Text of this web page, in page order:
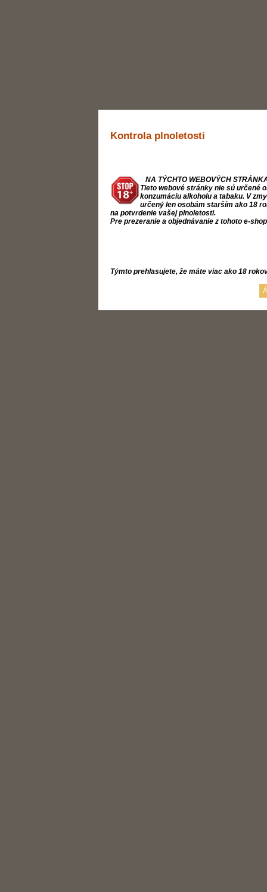
Kontrola plnoletosti
NA TÝCHTO WEBOVÝCH
Tieto webové stránky nie sú určené
konzumáciu alkoholu a tabaku. V
určený len osobám starším ako 18
na potvrdenie vašej plnoletosti.
Pre prezeranie a objednávanie z tohoto e-
Týmto prehlasujete, že máte viac ako 18